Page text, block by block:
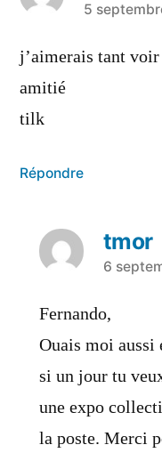
a
dit :
5
j’aimerais tant
amitié
tilk
Répondre
tmor
a
dit :
6
Fernando,
Ouais moi aussi
si un jour tu
une expo
la poste. Merci